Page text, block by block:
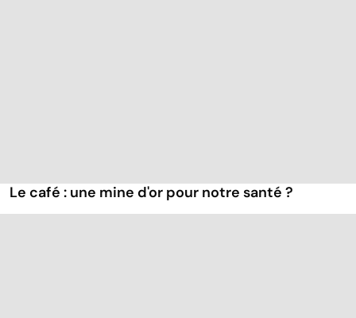
Le café : une mine d'or pour notre santé ?